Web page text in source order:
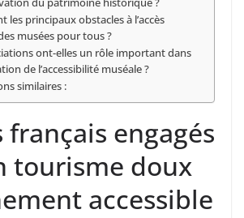
les principaux obstacles à l’accès
musées pour tous ?
ont-elles un rôle important dans
de l’accessibilité muséale ?
similaires :
français engagés
tourisme doux
accessible